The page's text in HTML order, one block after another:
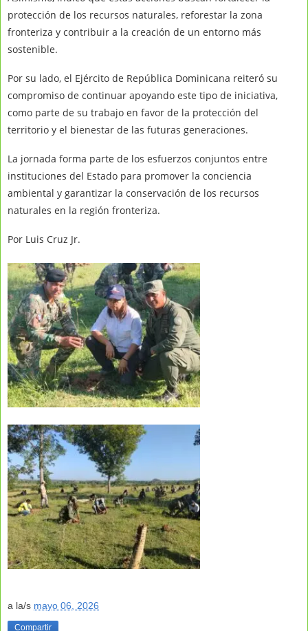
protección de los recursos naturales, reforestar la zona
fronteriza y contribuir a la creación de un entorno más
sostenible.
Por su lado, el Ejército de República Dominicana reiteró su
compromiso de continuar apoyando este tipo de iniciativa,
como parte de su trabajo en favor de la protección del
territorio y el bienestar de las futuras generaciones.
La jornada forma parte de los esfuerzos conjuntos entre
instituciones del Estado para promover la conciencia
ambiental y garantizar la conservación de los recursos
naturales en la región fronteriza.
Por Luis Cruz Jr.
a la/s mayo 06, 2026
Compartir